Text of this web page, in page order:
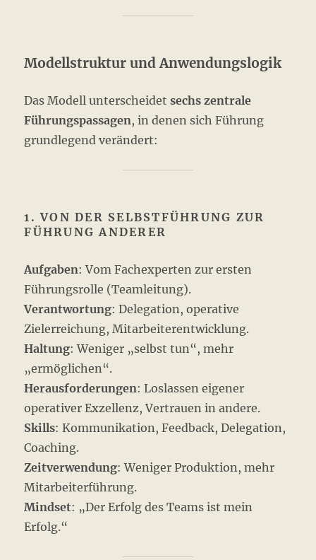
Modellstruktur und Anwendungslogik
Das Modell unterscheidetsechs zentrale
Führungspassagen, in denen sich Führung
grundlegend verändert:
1. VON DER SELBSTFÜHRUNG ZUR
FÜHRUNG ANDERER
Aufgaben: Vom Fachexperten zur ersten
Führungsrolle (Teamleitung).
Verantwortung: Delegation, operative
Zielerreichung, Mitarbeiterentwicklung.
Haltung: Weniger „selbst tun“, mehr
„ermöglichen“.
Herausforderungen: Loslassen eigener
operativer Exzellenz, Vertrauen in andere.
Skills: Kommunikation, Feedback, Delegation,
Coaching.
Zeitverwendung: Weniger Produktion, mehr
Mitarbeiterführung.
Mindset: „Der Erfolg des Teams ist mein
Erfolg.“